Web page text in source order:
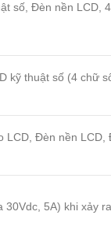
số, Đèn nền LCD,
kỹ thuật số (4 chữ
LCD, Đèn nền LCD,
30Vdc, 5A) khi xảy